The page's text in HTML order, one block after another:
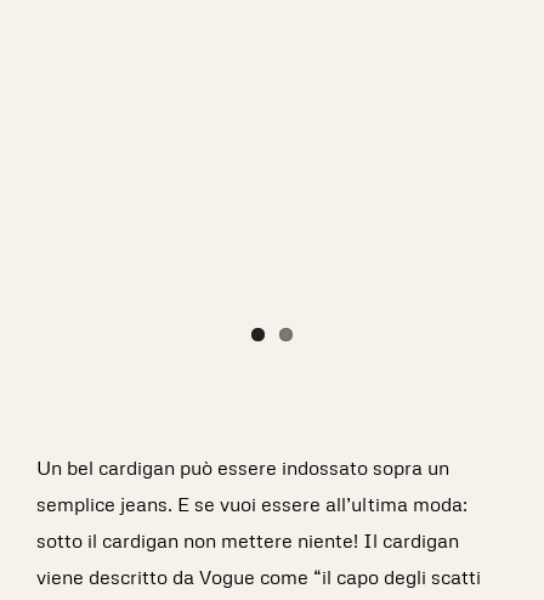
Un bel cardigan può essere indossato sopra un
semplice jeans. E se vuoi essere all’ultima moda:
sotto il cardigan non mettere niente! Il cardigan
viene descritto da Vogue come “il capo degli scatti